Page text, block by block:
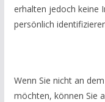
erhalten jedoch keine
persönlich
Wenn Sie nicht an
möchten, können Sie